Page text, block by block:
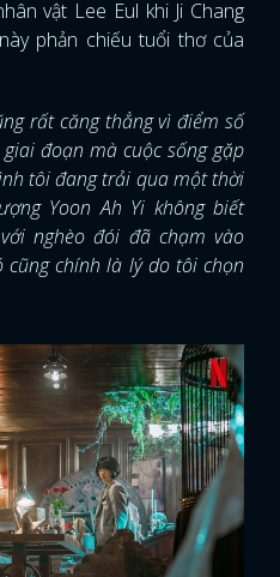
vật Lee Eul khi Ji Chang
phản chiếu tuổi thơ của
rất căng thẳng vì điểm số
đoạn mà cuộc sống gặp
tôi đang trải qua một thời
Yoon Ah Yi không biết
nghèo đói đã chạm vào
chính là lý do tôi chọn